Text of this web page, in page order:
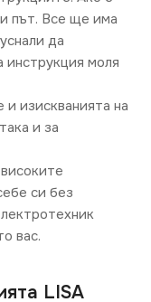
път. Все ще има
да
инструкция моля
изискванията на
и за
си без
вас.
LISA